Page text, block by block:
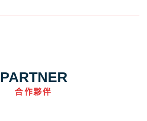
PARTNER
合作夥伴